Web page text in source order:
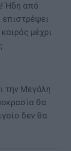
Ήδη από
μέχρι
την Μεγάλη
θα
δεν θα